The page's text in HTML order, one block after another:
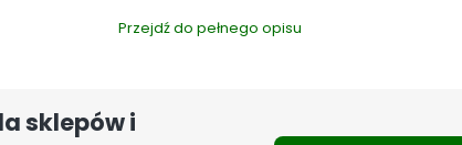
Przejdź do pełnego opisu
sklepów i